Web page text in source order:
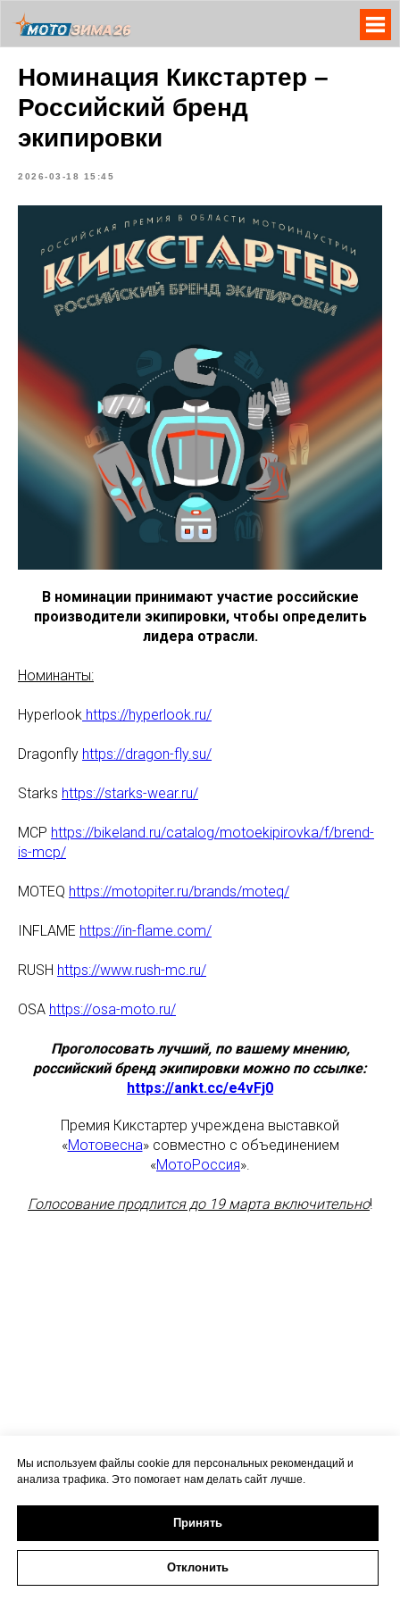
Номинация Кикстартер –
Российский бренд
экипировки
2026-03-18 15:45
В номинации принимают участие российские
производители экипировки, чтобы определить
лидера отрасли.
Номинанты:
Hyperlook https://hyperlook.ru/
Dragonfly https://dragon-fly.su/
Starks https://starks-wear.ru/
MCP https://bikeland.ru/catalog/motoekipirovka/f/brend-
is-mcp/
MOTEQ https://motopiter.ru/brands/moteq/
INFLAME https://in-flame.com/
RUSH https://www.rush-mc.ru/
OSA https://osa-moto.ru/
Проголосовать лучший, по вашему мнению,
российский бренд экипировки можно по ссылке:
https://ankt.cc/e4vFj0
Премия Кикстартер учреждена выставкой
«Мотовесна» совместно с объединением
«МотоРоссия».
Голосование продлится до 19 марта включительно!
Мы используем файлы cookie для персональных рекомендаций и
анализа трафика. Это помогает нам делать сайт лучше.
Принять
Отклонить